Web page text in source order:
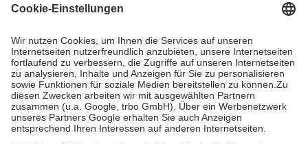
Grundsätzlich leisten Mitglieder Zuzahlungen in Höhe von zehn
höchstens zehn Euro.
Es sind jedoch nie mehr als die tatsächlichen
Kosten der Leistung zu entrichten.
Diese Regeln gelten grundsätzlich auch für Online-Apotheken.
Bei Heilmitteln und häuslicher Krankenpflege beträgt die
Zuzahlung zehn Prozent der Kosten sowie zehn Euro je
Verordnung.
Um das Engagement der Versicherten für ihre eigene Gesundheit zu
stärken und die besondere Stellung der Familie zu unterstützen,